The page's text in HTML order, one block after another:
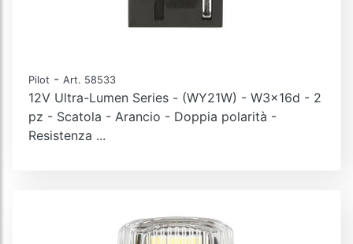
Pilot - Art. 58533
12V Ultra-Lumen Series - (WY21W) - W3x16d - 2
pz - Scatola - Arancio - Doppia polarità -
Resistenza ...